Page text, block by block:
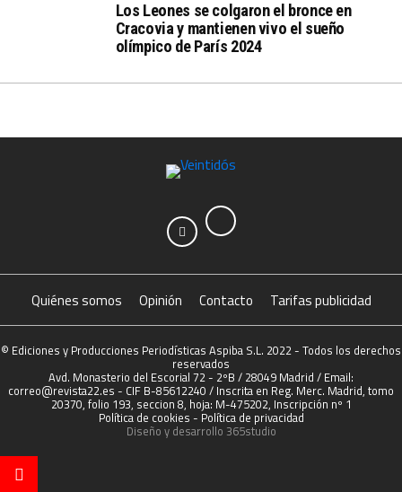
Los Leones se colgaron el bronce en
Cracovia y mantienen vivo el sueño
olímpico de París 2024
Quiénes somos Opinión Contacto Tarifas publicidad
© Ediciones y Producciones Periodísticas Aspiba S.L. 2022 - Todos los derechos
reservados
Avd. Monasterio del Escorial 72 - 2ºB / 28049 Madrid / Email:
correo@revista22.es - CIF B-85612240 / Inscrita en Reg. Merc. Madrid, tomo
20370, folio 193, seccion 8, hoja: M-475202, Inscripción nº 1
Política de cookies - Política de privacidad
Diseño y desarrollo 365studio